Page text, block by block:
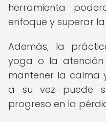
herramienta
enfoque y superar
Además, la
yoga o la
mantener la calma
a su vez puede
progreso en la